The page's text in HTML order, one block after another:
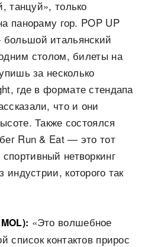
танцуй», только
панораму гор. POP UP
итальянский
столом, билеты на
за несколько
где в формате стендапа
что и они
Также состоялся
Run & Eat — это тот
нетворкинг
которого так
«Это волшебное
список контактов прирос